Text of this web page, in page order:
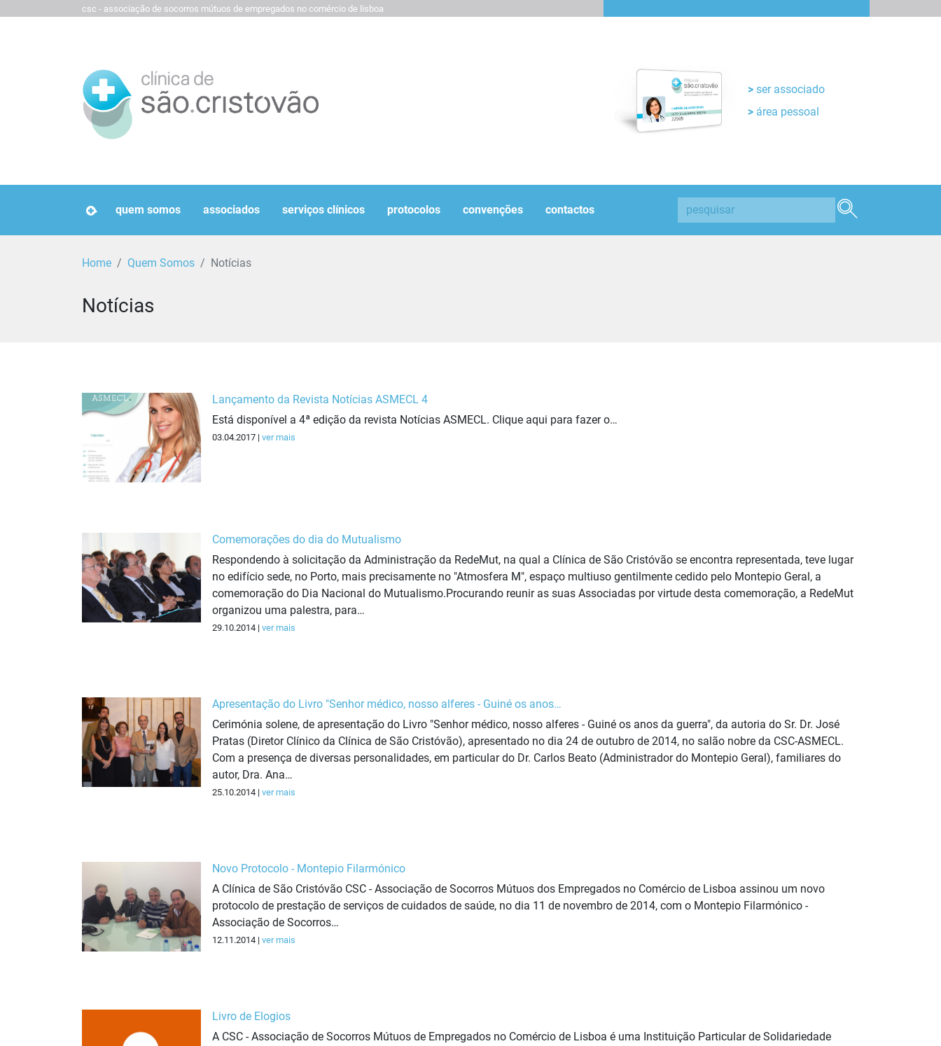
csc - associação de socorros mútuos de empregados no comércio de lisboa
ser associado
área pessoal
homepage
quem somos associados serviços clínicos protocolos convenções contactos
Home Quem Somos Notícias
Notícias
Lançamento da Revista Notícias ASMECL 4
Está disponível a 4ª edição da revista Notícias ASMECL. Clique aqui para fazer o…
03.04.2017 | ver mais
Comemorações do dia do Mutualismo
Respondendo à solicitação da Administração da RedeMut, na qual a Clínica de São Cristóvão se encontra representada, teve lugar
no edifício sede, no Porto, mais precisamente no "Atmosfera M", espaço multiuso gentilmente cedido pelo Montepio Geral, a
comemoração do Dia Nacional do Mutualismo.Procurando reunir as suas Associadas por virtude desta comemoração, a RedeMut
organizou uma palestra, para…
29.10.2014 | ver mais
Apresentação do Livro "Senhor médico, nosso alferes - Guiné os anos…
Cerimónia solene, de apresentação do Livro "Senhor médico, nosso alferes - Guiné os anos da guerra", da autoria do Sr. Dr. José
Pratas (Diretor Clínico da Clínica de São Cristóvão), apresentado no dia 24 de outubro de 2014, no salão nobre da CSC-ASMECL.
Com a presença de diversas personalidades, em particular do Dr. Carlos Beato (Administrador do Montepio Geral), familiares do
autor, Dra. Ana…
25.10.2014 | ver mais
Novo Protocolo - Montepio Filarmónico
A Clínica de São Cristóvão CSC - Associação de Socorros Mútuos dos Empregados no Comércio de Lisboa assinou um novo
protocolo de prestação de serviços de cuidados de saúde, no dia 11 de novembro de 2014, com o Montepio Filarmónico -
Associação de Socorros…
12.11.2014 | ver mais
Livro de Elogios
A CSC - Associação de Socorros Mútuos de Empregados no Comércio de Lisboa é uma Instituição Particular de Solidariedade